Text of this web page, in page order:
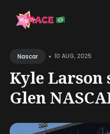
forNascar • 10 AUG, 2025
Kyle Larson
Glen